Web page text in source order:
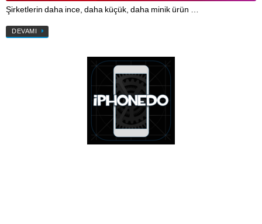
Şirketlerin daha ince, daha küçük, daha minik ürün …
DEVAMI